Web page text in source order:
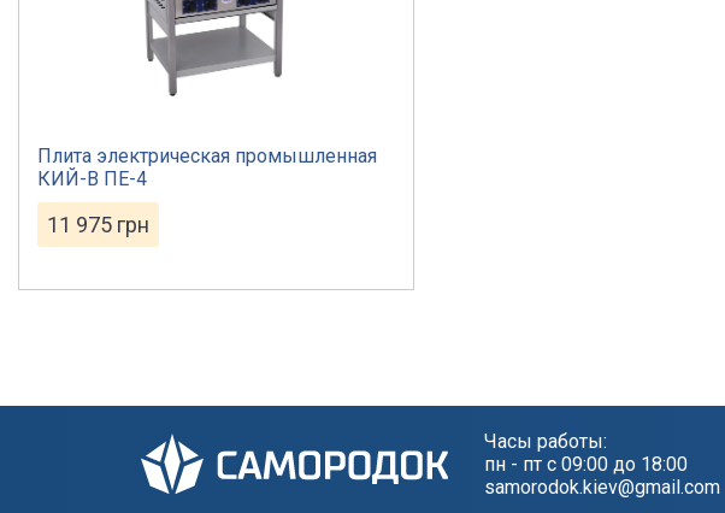
Плита электрическая промышленная
КИЙ-В ПЕ-4
11 975 грн
Часы работы:
пн - пт с 09:00 до 18:00
samorodok.kiev@gmail.com